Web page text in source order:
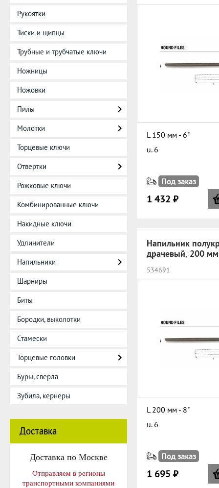
Рукоятки
Тиски и щипцы
Трубные и трубчатые ключи
Ножницы
Ножовки
Пилы
Молотки
Торцевые ключи
Отвертки
Рожковые ключи
Комбинированные ключи
Накидные ключи
Удлинители
Напильники
Шарниры
Биты
Бородки, выколотки
Стамески
Торцевые головки
Буры, сверла
Зубила, кернеры
Доставка
Доставка по Москве
Отправляем в регионы
транспортными компаниями
L 150 мм - 6"
u. 6
Под заказ
1 432 ₽
Напильник
драчевый, 200
534691
L 200 мм - 8"
u. 6
Под заказ
1 695 ₽